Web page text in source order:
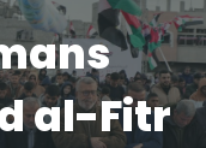
al-Fitr